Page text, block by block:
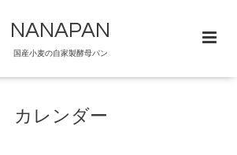
NANAPAN
国産小麦の自家製酵母パン
カレンダー